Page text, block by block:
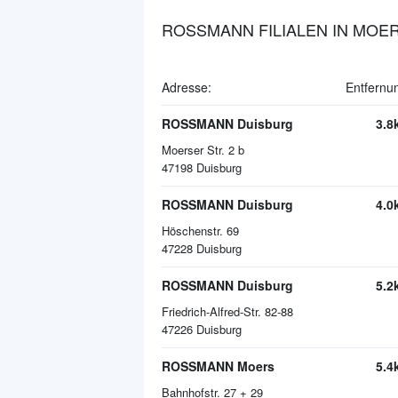
ROSSMANN FILIALEN IN
Adresse:
ROSSMANN Duisburg
Moerser Str. 2 b
47198 Duisburg
ROSSMANN Duisburg
Höschenstr. 69
47228 Duisburg
ROSSMANN Duisburg
Friedrich-Alfred-Str. 82-88
47226 Duisburg
ROSSMANN Moers
Bahnhofstr. 27 + 29